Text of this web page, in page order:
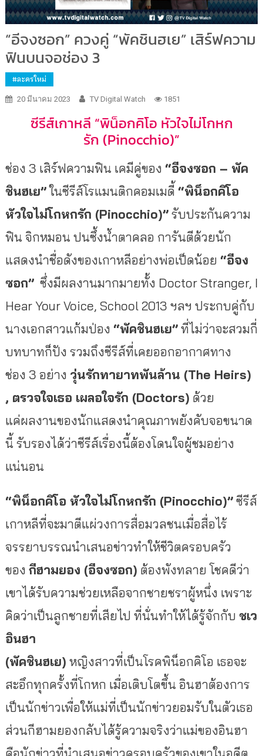
“อีจงซอก” ควงคู่ “พัคชินฮเย” เสิร์ฟความ
ฟินบนจอช่อง 3
#ละครใหม่
20 มีนาคม 2023 TV Digital Watch 1851
ซีรีส์เกาหลี “พิน็อกคิโอ หัวใจไม่โกหก
รัก (Pinocchio)”
ช่อง 3 เสิร์ฟความฟิน เคมีคู่ของ “อีจงซอก – พัค
ชินฮเย”ในซีรีส์โรแมนติกคอมเมดี้ “พิน็อกคิโอ
หัวใจไม่โกหกรัก (Pinocchio)”รับประกันความ
ฟิน จิกหมอน ปนซึ้งน้ำตาคลอ การันตีด้วยนัก
แสดงนำชื่อดังของเกาหลีอย่างพ่อเป็ดน้อย “อีจง
ซอก” ซึ่งมีผลงานมากมายทั้ง Doctor Stranger, I
Hear Your Voice, School 2013 ฯลฯ ประกบคู่กับ
นางเอกสาวแก้มป่อง “พัคชินฮเย”ที่ไม่ว่าจะสวมกี่
บทบาทก็ปัง รวมถึงซีรีส์ที่เคยออกอากาศทาง
ช่อง 3 อย่าง วุ่นรักทายาทพันล้าน (The Heirs)
, ตรวจใจเธอ เผลอใจรัก (Doctors) ด้วย
แค่ผลงานของนักแสดงนำคุณภาพยังคับจอขนาด
นี้ รับรองได้ว่าซีรีส์เรื่องนี้ต้องโดนใจผู้ชมอย่าง
แน่นอน
“พิน็อกคิโอ หัวใจไม่โกหกรัก (Pinocchio)”ซีรีส์
เกาหลีที่จะมาตีแผ่วงการสื่อมวลชนเมื่อสื่อไร้
จรรยาบรรณนำเสนอข่าวทำให้ชีวิตครอบครัว
ของ กีฮามยอง (อีจงซอก) ต้องพังทลาย โชคดีว่า
เขาได้รับความช่วยเหลือจากชายชราผู้หนึ่ง เพราะ
คิดว่าเป็นลูกชายที่เสียไป ที่นั่นทำให้ได้รู้จักกับ ชเว
อินฮา
(พัคชินฮเย) หญิงสาวที่เป็นโรคพิน็อกคิโอ เธอจะ
สะอึกทุกครั้งที่โกหก เมื่อเติบโตขึ้น อินฮาต้องการ
เป็นนักข่าวเพื่อให้แม่ที่เป็นนักข่าวยอมรับในตัวเธอ
ส่วนกีฮามยองกลับได้รู้ความจริงว่าแม่ของอินฮา
คือนักข่าวที่นำเสนอข่าวครอบครัวของเขาในอดีต